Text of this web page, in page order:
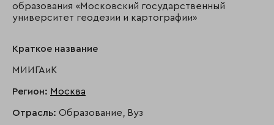
образования «Московский государственный
университет геодезии и картографии»
Краткое название
МИИГАиК
Регион: Москва
Отрасль: Образование, Вуз